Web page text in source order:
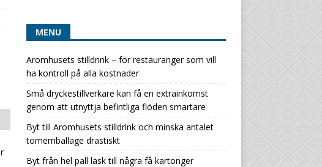
MENU
Aromhusets stilldrink – för restauranger som vill
ha kontroll på alla kostnader
Små dryckestillverkare kan få en extrainkomst
genom att utnyttja befintliga flöden smartare
Byt till Aromhusets stilldrink och minska antalet
tomemballage drastiskt
Byt från hel pall läsk till några få kartonger